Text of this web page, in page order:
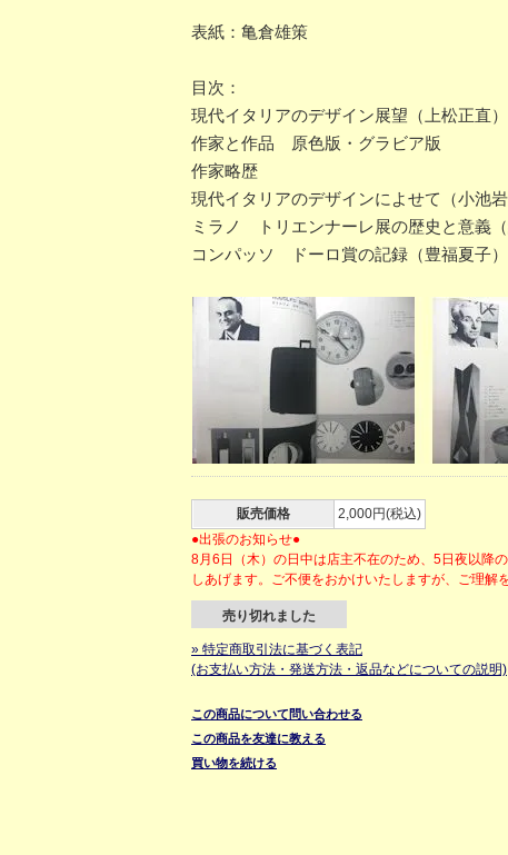
表紙：亀倉雄策
目次：
現代イタリアのデザイン展望（上松正直）
作家と作品 原色版・グラビア版
作家略歴
現代イタリアのデザインによせて（小池
ミラノ トリエンナーレ展の歴史と意義（
コンパッソ ドーロ賞の記録（豊福夏子）
販売価格
2,000円(税込)
●出張のお知らせ●
8月6日（木）の日中は店主不在のため、5日夜以降
しあげます。ご不便をおかけいたしますが、ご理
売り切れました
» 特定商取引法に基づく表記
(お支払い方法・発送方法・返品などについての説明)
この商品について問い合わせる
この商品を友達に教える
買い物を続ける